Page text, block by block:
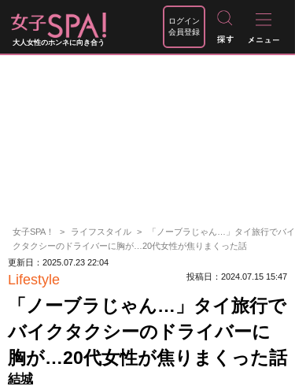
大人女性のホンネに向き合う
ログイン
会員登録
女子SPA！ ライフスタイル
「ノーブラじゃん…」タイ旅行でバイ
クタクシーのドライバーに胸が…20代女性が焦りまくった話
更新日：2025.07.23 22:04
Lifestyle 投稿日：2024.07.15 15:47
「ノーブラじゃん…」タイ旅行で
バイクタクシーのドライバーに
胸が…20代女性が焦りまくった話
結城